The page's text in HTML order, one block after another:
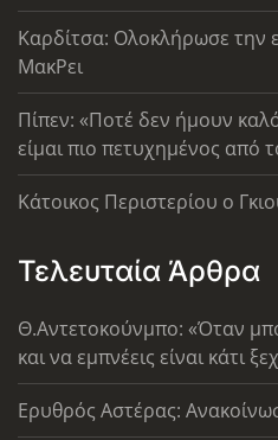
Καρδίτσα: Ολοκλήρωσε την
ΜακΡει
Πίπεν: «Ποτέ δεν ήμουν
είμαι πιο πετυχημένος από
Κάτοικος Περιστερίου ο
Τελευταία Άρθρα
Θ.Αντετοκούνμπο: «Όταν
και να εμπνέεις είναι κάτι
Ερυθρός Αστέρας: